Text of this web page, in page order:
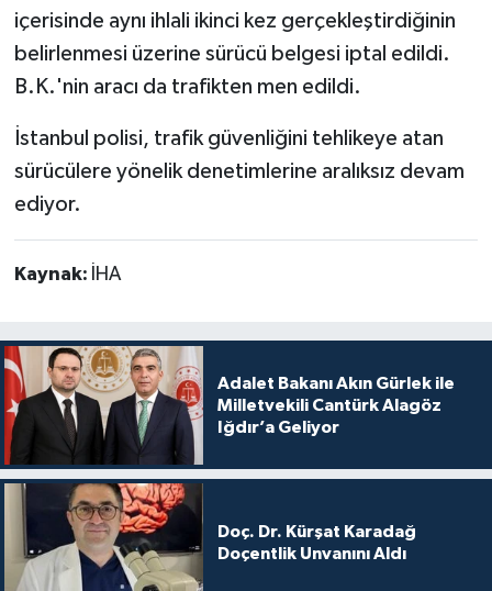
içerisinde aynı ihlali ikinci kez gerçekleştirdiğinin
belirlenmesi üzerine sürücü belgesi iptal edildi.
B.K.'nin aracı da trafikten men edildi.
İstanbul polisi, trafik güvenliğini tehlikeye atan
sürücülere yönelik denetimlerine aralıksız devam
ediyor.
Kaynak: İHA
Adalet Bakanı Akın Gürlek ile
Milletvekili Cantürk Alagöz
Iğdır’a Geliyor
Doç. Dr. Kürşat Karadağ
Doçentlik Unvanını Aldı